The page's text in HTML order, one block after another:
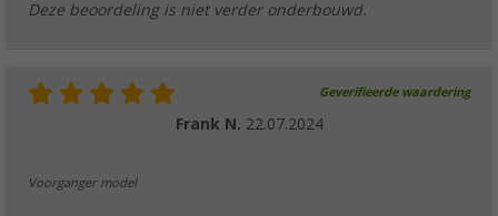
Deze beoordeling is niet verder onderbouwd.
Geverifieerde waardering
Frank N. 22.07.2024
Voorganger model